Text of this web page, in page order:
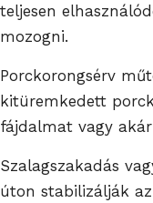
teljesen
mozogni.
Porckorongsérv
kitüremkedett
fájdalmat vagy
Szalagszakadás
úton stabilizálják